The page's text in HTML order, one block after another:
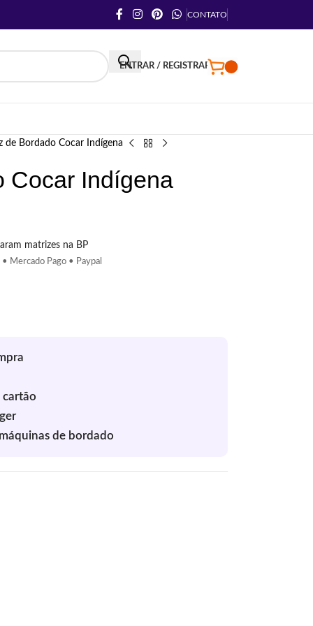
CONTATO
ENTRAR / REGISTRAR
de Bordado Cocar Indígena
Cocar Indígena
matrizes na BP
Mercado Pago • Paypal